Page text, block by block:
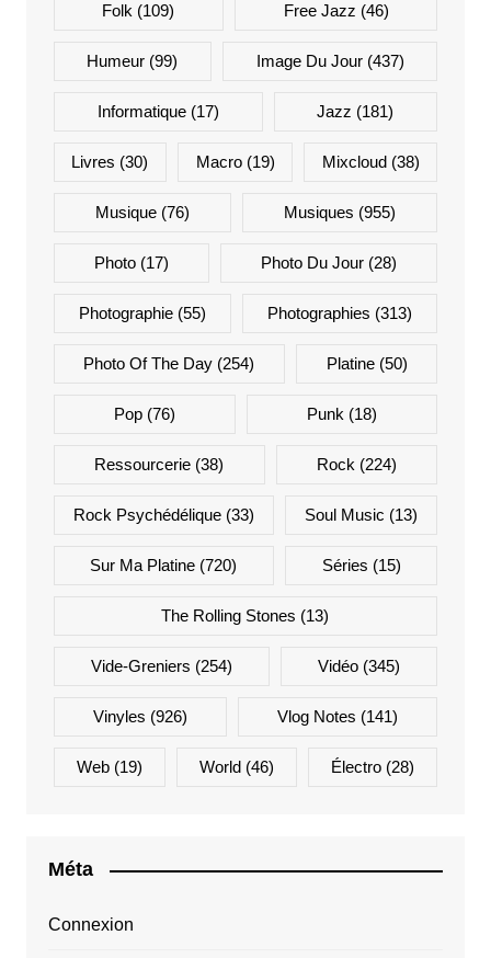
Folk (109) Free Jazz (46)
Humeur (99) Image Du Jour(437)
Informatique(17) Jazz (181)
Livres (30) Macro(19) Mixcloud(38)
Musique(76) Musiques (955)
Photo(17) Photo Du Jour (28)
Photographie(55) Photographies (313)
Photo Of The Day (254) Platine(50)
Pop(76) Punk (18)
Ressourcerie (38) Rock(224)
Rock Psychédélique(33) Soul Music (13)
Sur Ma Platine (720) Séries (15)
The Rolling Stones (13)
Vide-Greniers (254) Vidéo (345)
Vinyles (926) Vlog Notes (141)
Web(19) World (46) Électro (28)
Méta
Connexion